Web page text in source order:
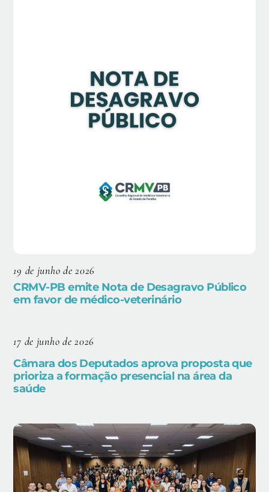
19 de junho de 2026
CRMV-PB emite Nota de Desagravo Público
em favor de médico-veterinário
17 de junho de 2026
Câmara dos Deputados aprova proposta que
prioriza a formação presencial na área da
saúde